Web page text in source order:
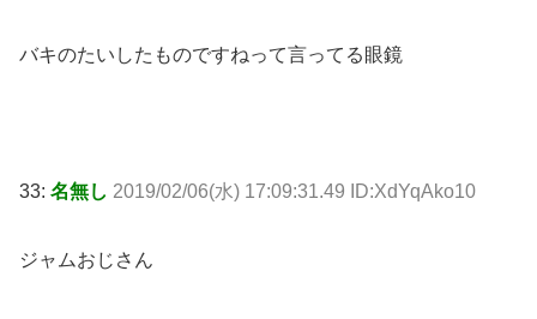
バキのたいしたものですねって言ってる眼鏡
33: 名無し 2019/02/06(水) 17:09:31.49 ID:XdYqAko10
ジャムおじさん